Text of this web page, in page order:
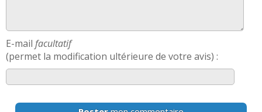
E-mail facultatif
(permet la modification ultérieure de votre avis) :